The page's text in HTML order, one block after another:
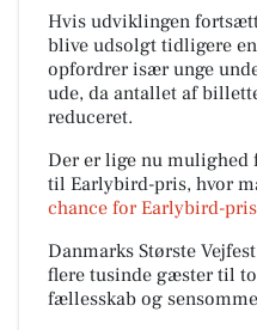
Hvis udviklingen
blive udsolgt tidligere
opfordrer især unge
ude, da antallet af
reduceret.
Der er lige nu
til Earlybird-pris, hvor
chance for Earlybird-
Danmarks Største
flere tusinde gæster til
fællesskab og